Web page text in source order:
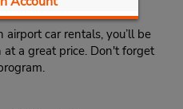
an hour’s drive north.
car rentals, you’ll be
a great price. Don't forget